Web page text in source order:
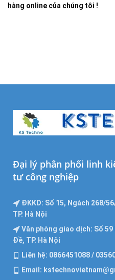
hàng online của chúng tôi !
Đại lý phân phối linh
tư công nghiệp
ĐKKD: Số 15, Ngách 268/
TP. Hà Nội
Văn phòng giao dịch: Số
Đề, TP. Hà Nội
Liên hệ: 0866451088 /
Email: